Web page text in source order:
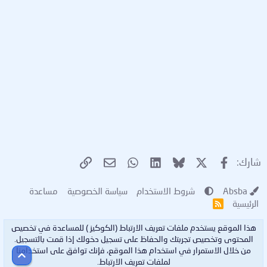
شارك: فيسبوك Bluesky
LinkedIn
WhatsApp
البريد الإلكتروني
الرابط
شروط الاستخدام سياسة الخصوصية
مساعدة
الرئيسية
R
هذا الموقع يستخدم ملفات تعريف الارتباط (الكوكيز ) للمساعدة في تخصيص
المحتوى وتخصيص تجربتك والحفاظ على تسجيل دخولك إذا قمت بالتسجيل.
من خلال الاستمرار في استخدام هذا الموقع، فإنك توافق على استخدامنا
لملفات تعريف الارتباط.
أعلى